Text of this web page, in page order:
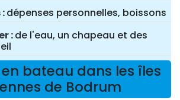
dépenses personnelles, boissons
de l'eau, un chapeau et des
en bateau dans les îles
de Bodrum